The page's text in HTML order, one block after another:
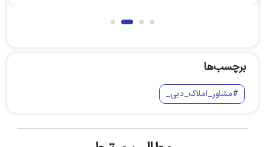
برچسب‌ها
#مشاور_املاک_دبی_